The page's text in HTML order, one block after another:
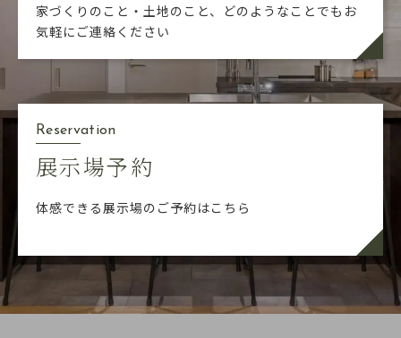
家づくりのこと・土地のこと、どのようなことでも お
気軽にご連絡ください
Reservation
展示場予約
体感できる展示場のご予約はこちら